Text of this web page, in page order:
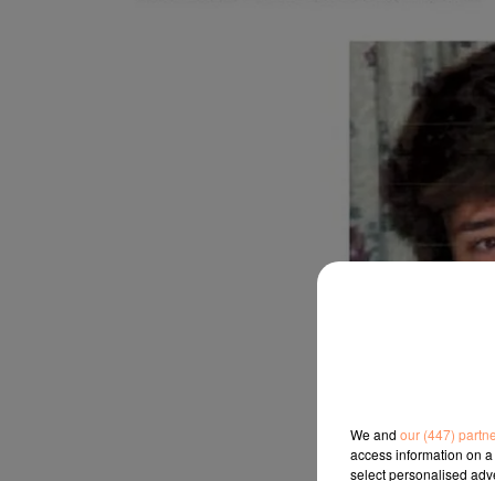
We and our (447)
access information on
select personalised